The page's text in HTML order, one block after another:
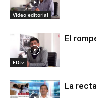
Video editorial
EDtv
El
La